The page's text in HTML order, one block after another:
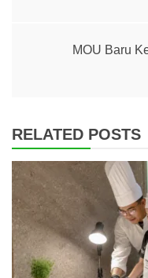
MOU Baru
RELATED POSTS